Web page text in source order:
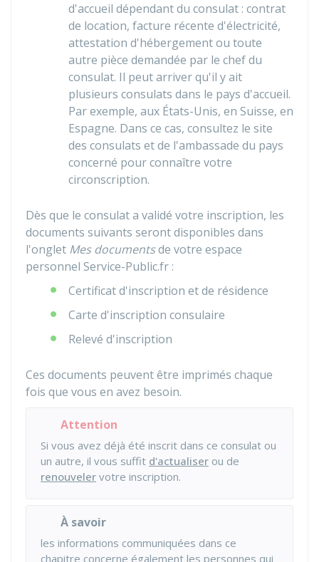
d'accueil dépendant du consulat : contrat
de location, facture récente d'électricité,
attestation d'hébergement ou toute
autre pièce demandée par le chef du
consulat. Il peut arriver qu'il y ait
plusieurs consulats dans le pays d'accueil.
Par exemple, aux États-Unis, en Suisse, en
Espagne. Dans ce cas, consultez le site
des consulats et de l'ambassade du pays
concerné pour connaître votre
circonscription.
Dès que le consulat a validé votre inscription, les
documents suivants seront disponibles dans
l'onglet Mes documentsde votre espace
personnel Service-Public.fr :
Certificat d'inscription et de résidence
Carte d'inscription consulaire
Relevé d'inscription
Ces documents peuvent être imprimés chaque
fois que vous en avez besoin.
Attention
Si vous avez déjà été inscrit dans ce consulat ou
un autre, il vous suffit d'actualiser ou de
renouveler votre inscription.
À savoir
les informations communiquées dans ce
chapitre concerne également les personnes qui